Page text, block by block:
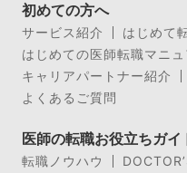
初めての方へ
サービス紹介
はじめて
はじめての医師転職マニ
キャリアパートナー紹介
よくあるご質問
医師の転職お役立ちガイ
転職ノウハウ